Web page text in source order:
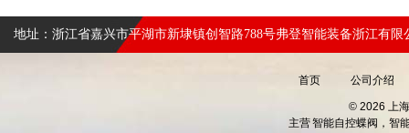
地址：浙江省嘉兴市平湖市新埭镇创智路788号弗登智能装备浙江有限
首页 公司介绍
© 2026 上
主营智能自控蝶阀，智